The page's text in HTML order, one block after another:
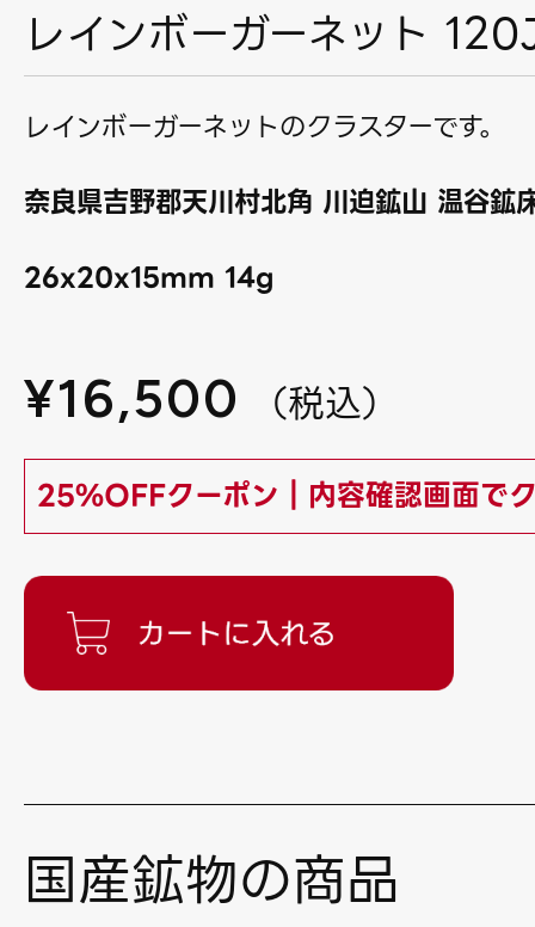
レインボーガーネット
レインボーガーネットのクラスターです。
奈良県吉野郡天川村北角 川迫鉱山 温谷鉱
26x20x15mm 14g
¥16,500 （税込）
25%OFFクーポン｜内容確認画面で
国産鉱物の商品